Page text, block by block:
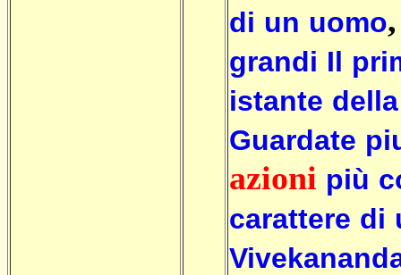
di un uomo
grandi Il
istante della
Guardate
azioni più
carattere di